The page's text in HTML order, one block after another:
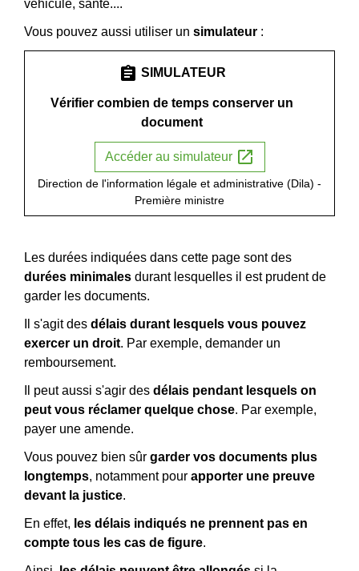
véhicule, santé....
Vous pouvez aussi utiliser un simulateur :
assignment SIMULATEUR
Vérifier combien de temps conserver un
document
Accéder au simulateur open_in_new
Direction de l'information légale et administrative (Dila) -
Première ministre
Les durées indiquées dans cette page sont des
durées minimales durant lesquelles il est prudent de
garder les documents.
Il s'agit des délais durant lesquels vous pouvez
exercer un droit. Par exemple, demander un
remboursement.
Il peut aussi s'agir des délais pendant lesquels on
peut vous réclamer quelque chose. Par exemple,
payer une amende.
Vous pouvez bien sûr garder vos documents plus
longtemps, notamment pour apporter une preuve
devant la justice.
En effet, les délais indiqués ne prennent pas en
compte tous les cas de figure.